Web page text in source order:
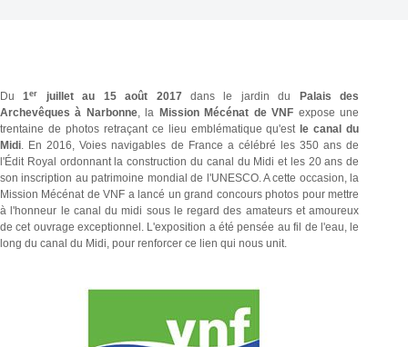
Du1er juillet au 15 août 2017 dans le jardin du
Palais des
Archevêques à Narbonne, la Mission Mécénat de VNF expose une
trentaine de photos retraçant ce lieu emblématique qu'est le canal du
Midi. En 2016, Voies navigables de France a célébré les 350 ans de
l'Édit Royal ordonnant la construction du canal du Midi et les 20 ans de
son inscription au patrimoine mondial de l'UNESCO. A cette occasion, la
Mission Mécénat de VNF a lancé un grand concours photos pour mettre
à l'honneur le canal du midi sous le regard des amateurs et amoureux
de cet ouvrage exceptionnel. L'exposition a été pensée au fil de l'eau, le
long du canal du Midi, pour renforcer ce lien qui nous unit.